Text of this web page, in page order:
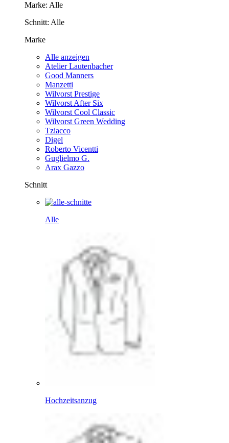
Marke: Alle
Schnitt: Alle
Marke
Alle anzeigen
Atelier Lautenbacher
Good Manners
Manzetti
Wilvorst Prestige
Wilvorst After Six
Wilvorst Cool Classic
Wilvorst Green Wedding
Tziacco
Digel
Roberto Vicentti
Guglielmo G.
Arax Gazzo
Schnitt
Alle
Hochzeitsanzug